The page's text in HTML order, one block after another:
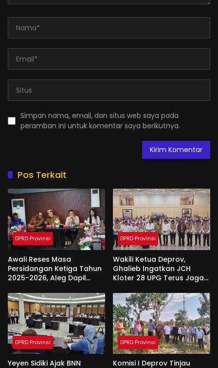
Simpan nama, email, dan situs web saya pada
peramban ini untuk komentar saya berikutnya.
Pos Terkait
DPRD Provinsi
Awali Reses Masa
Persidangan Ketiga Tahun
2025-2026, Aleg Dapil
Apresiasi Dari Pemda
DPRD Provinsi
Wakili Ketua Deprov,
Ghalieb Ingatkan JCH
Kloter 28 UPG Terus Jaga
Tanah Suci
DPRD Provinsi
Yeyen Sidiki Ajak BNN
DPRD Provinsi
Komisi I Deprov Tinjau